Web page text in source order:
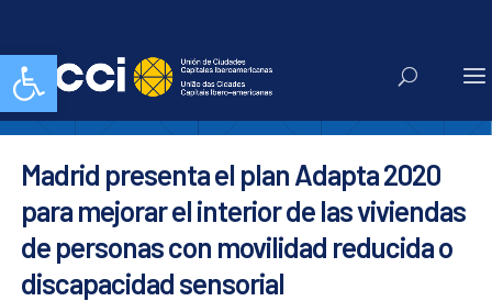
Abrir barra de herramientas
Plan Adapta
Madrid presenta el plan Adapta 2020
para mejorar el interior de las viviendas
de personas con movilidad reducida o
discapacidad sensorial